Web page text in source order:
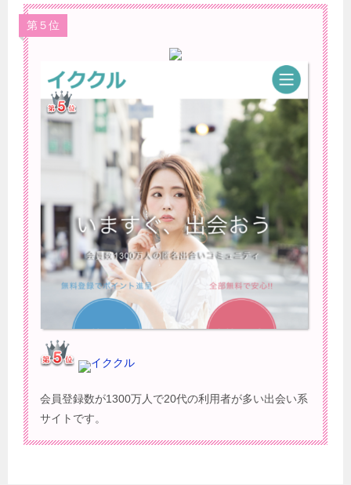
第５位
イククル
会員登録数が1300万人で20代の利用者が多い出会い系
サイトです。